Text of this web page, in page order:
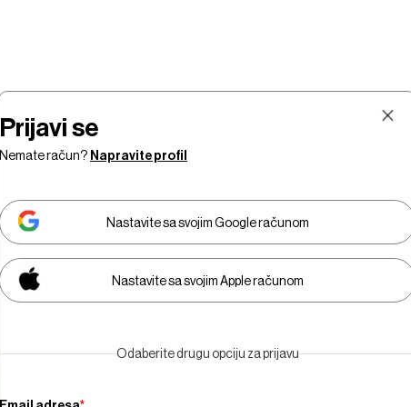
Prijavi se
Nemate račun? Napravite profil
Nastavite sa svojim Google računom
Nastavite sa svojim Apple računom
Odaberite drugu opciju za prijavu